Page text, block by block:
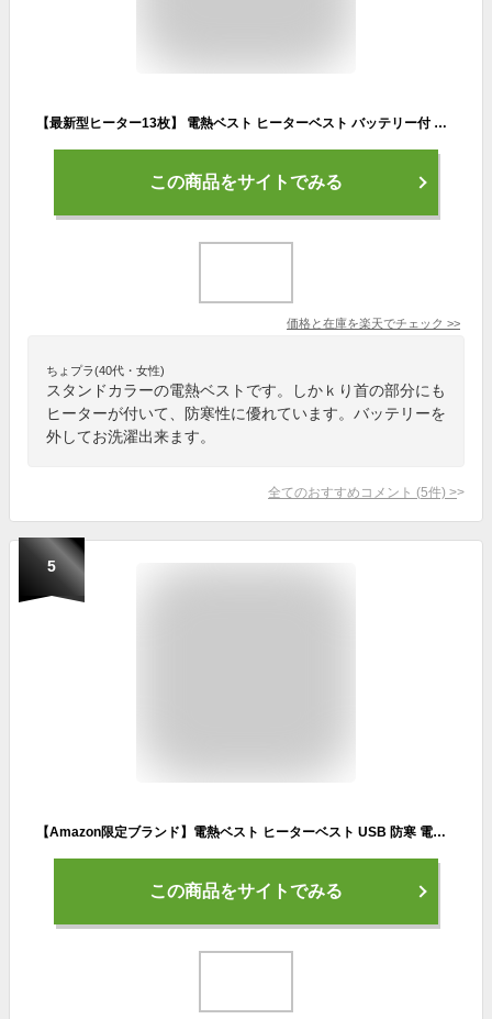
【最新型ヒーター13枚】 電熱ベスト ヒーターベスト バッテリー付 前後独立温度設定 3段階調温 速暖 発熱 即暖＆安全＆省エネ 温灸 男女兼用 軽量 屋外作業 バイク アウトドア 登山 釣り 通勤通学 防寒ベスト 加熱ベスト 洗える レディース メンズ
この商品をサイトでみる
価格と在庫を楽天でチェック >>
ちょプラ(40代・女性)
スタンドカラーの電熱ベストです。しかｋり首の部分にも
ヒーターが付いて、防寒性に優れています。バッテリーを
外してお洗濯出来ます。
全てのおすすめコメント (5件) >
5
【Amazon限定ブランド】電熱ベスト ヒーターベスト USB 防寒 電熱ウェア 速暖 5枚ヒーター内蔵 ヒートベスト 薄型 洗える 電熱インナー 防寒ベスト フルセット
この商品をサイトでみる